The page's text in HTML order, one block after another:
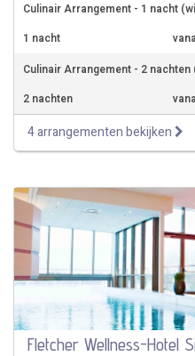
Culinair Arrangement - 1 nacht
1 nacht
Culinair Arrangement - 2
2 nachten
4 arrangementen bekijken
Fletcher Wellness-Hotel